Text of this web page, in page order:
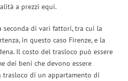
a prezzi equi.
seconda di vari fattori, tra cui la
in questo caso Firenze, e la
Il costo del trasloco può essere
dei beni che devono essere
di un appartamento di